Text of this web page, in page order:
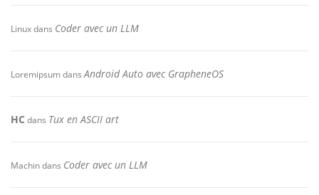
Linuxdans Coder avec un LLM
LoremipsumdansAndroid Auto avec GrapheneOS
HC dans Tux en ASCII art
Machindans Coder avec un LLM